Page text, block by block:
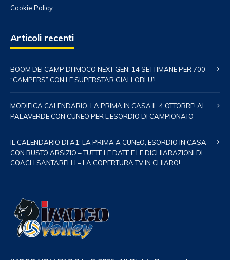
Cookie Policy
Articoli recenti
BOOM DEI CAMP DI IMOCO NEXT GEN: 14 SETTIMANE PER 700
“CAMPERS” CON LE SUPERSTAR GIALLOBLU’!
MODIFICA CALENDARIO: LA PRIMA IN CASA IL 4 OTTOBRE! AL
PALAVERDE CON CUNEO PER L’ESORDIO DI CAMPIONATO
IL CALENDARIO DI A1: LA PRIMA A CUNEO, ESORDIO IN CASA
CON BUSTO ARSIZIO – TUTTE LE DATE E LE DICHIARAZIONI DI
COACH SANTARELLI – LA COPERTURA TV IN CHIARO!